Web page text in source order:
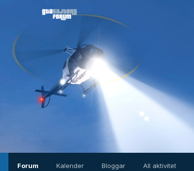
Forum Kalender Bloggar All aktivitet